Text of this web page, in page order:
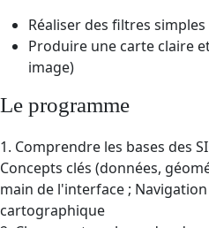
Réaliser des filtres
Produire une carte claire
image)
Le programme
1. Comprendre les bases des
Concepts clés (données,
main de l'interface ;
cartographique